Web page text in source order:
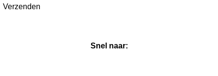
Verzenden
Snel naar: